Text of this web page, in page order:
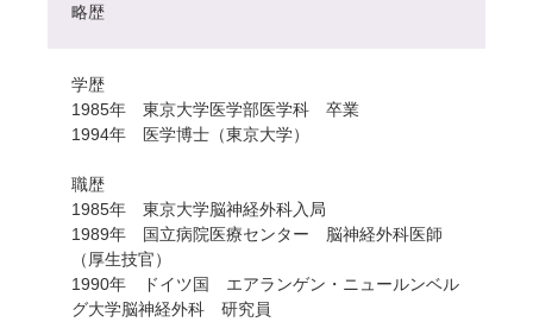
略歴
学歴
1985年 東京大学医学部医学科 卒業
1994年 医学博士（東京大学）
職歴
1985年 東京大学脳神経外科入局
1989年 国立病院医療センター 脳神経外科医師
（厚生技官）
1990年 ドイツ国 エアランゲン・ニュールンベル
グ大学脳神経外科 研究員